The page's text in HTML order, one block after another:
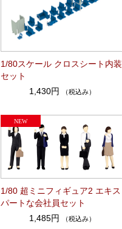
1/80スケール クロスシート内装
セット
1,430円
（税込み）
1/80 超ミニフィギュア2 エキス
パートな会社員セット
1,485円
（税込み）